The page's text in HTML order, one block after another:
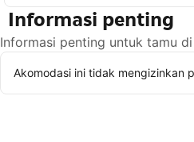
Informasi penting
Informasi penting untuk tamu
Akomodasi ini tidak mengizinkan